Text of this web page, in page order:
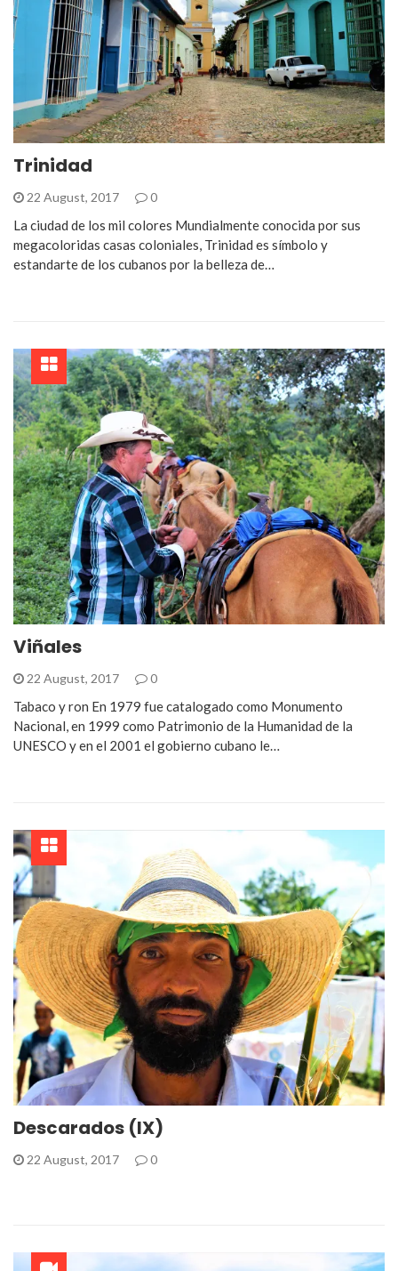
Trinidad
22 August, 2017 0
La ciudad de los mil colores Mundialmente conocida por sus
megacoloridas casas coloniales, Trinidad es símbolo y
estandarte de los cubanos por la belleza de…
Viñales
22 August, 2017 0
Tabaco y ron En 1979 fue catalogado como Monumento
Nacional, en 1999 como Patrimonio de la Humanidad de la
UNESCO y en el 2001 el gobierno cubano le…
Descarados (IX)
22 August, 2017 0